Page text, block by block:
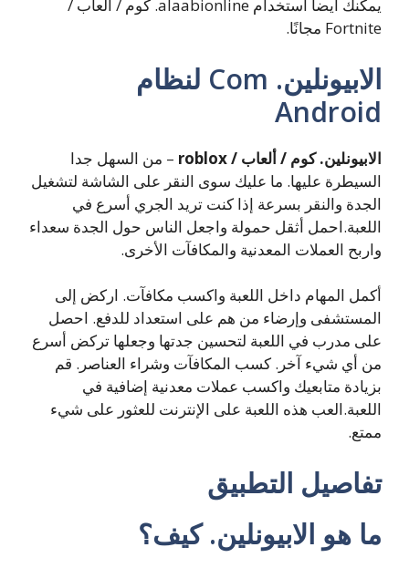
يمكنك أيضا استخدام alaabionline. كوم / ألعاب /
Fortnite مجانًا.
الابيونلين. Com لنظام
Android
الابيونلين. كوم / ألعاب / roblox
– من السهل جدا
السيطرة عليها. ما عليك سوى النقر على الشاشة لتشغيل
الجدة والنقر بسرعة إذا كنت تريد الجري أسرع في
اللعبة.احمل أثقل حمولة واجعل الناس حول الجدة سعداء
واربح العملات المعدنية والمكافآت الأخرى.
أكمل المهام داخل اللعبة واكسب مكافآت. اركض إلى
المستشفى وإرضاء من هم على استعداد للدفع. احصل
على مدرب في اللعبة لتحسين جدتها وجعلها تركض أسرع
من أي شيء آخر. كسب المكافآت وشراء العناصر. قم
بزيادة متابعيك واكسب عملات معدنية إضافية في
اللعبة.العب هذه اللعبة على الإنترنت للعثور على شيء
ممتع.
تفاصيل التطبيق
ما هو الابيونلين. كيف؟